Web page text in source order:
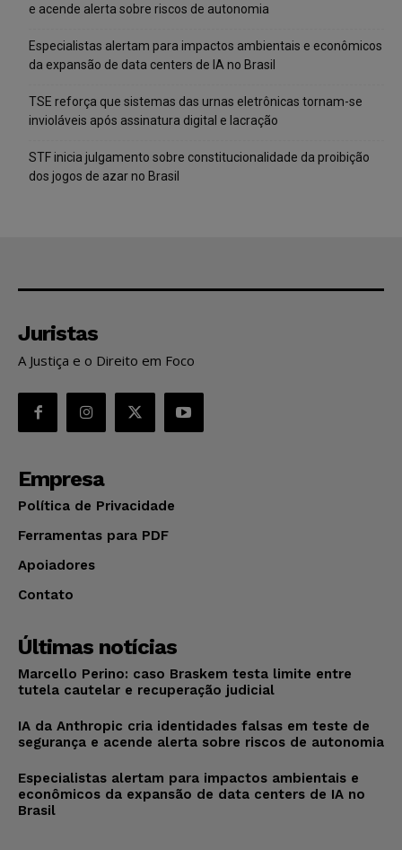
e acende alerta sobre riscos de autonomia
Especialistas alertam para impactos ambientais e econômicos
da expansão de data centers de IA no Brasil
TSE reforça que sistemas das urnas eletrônicas tornam-se
invioláveis após assinatura digital e lacração
STF inicia julgamento sobre constitucionalidade da proibição
dos jogos de azar no Brasil
Juristas
A Justiça e o Direito em Foco
Empresa
Política de Privacidade
Ferramentas para PDF
Apoiadores
Contato
Últimas notícias
Marcello Perino: caso Braskem testa limite entre
tutela cautelar e recuperação judicial
IA da Anthropic cria identidades falsas em teste de
segurança e acende alerta sobre riscos de autonomia
Especialistas alertam para impactos ambientais e
econômicos da expansão de data centers de IA no
Brasil